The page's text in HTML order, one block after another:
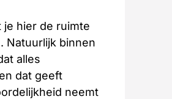
je hier de ruimte
Natuurlijk binnen
alles
dat geeft
neemt